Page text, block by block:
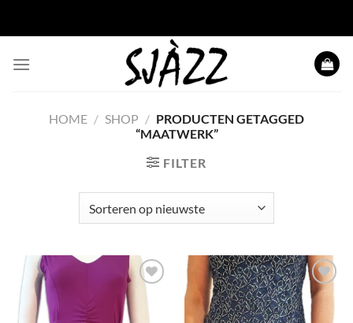
HOME / SHOP / PRODUCTEN GETAGGED
“MAATWERK”
FILTER
Toevoegen
wenslijst
Toevoegen
aan
wenslijst